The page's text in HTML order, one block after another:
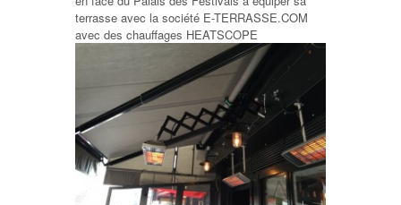
terrasse avec la société E-TERRASSE.COM
avec des chauffages HEATSCOPE